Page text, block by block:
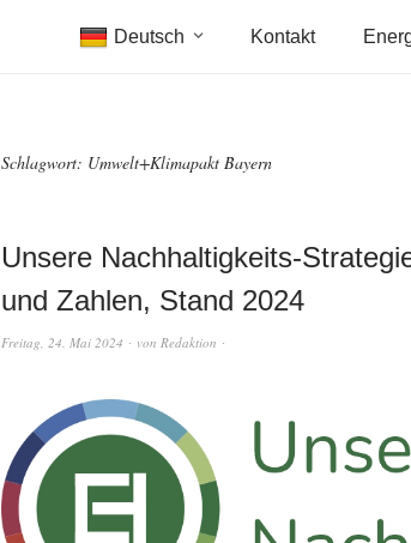
Deutsch Kontakt
Schlagwort: Umwelt+Klimapakt Bayern
Unsere Nachhaltigkeits-
und Zahlen, Stand 2024
Freitag, 24. Mai 2024 von Redaktion